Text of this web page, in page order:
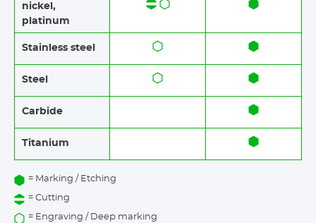
nickel,
platinum
Stainless steel​​
Steel
Carbide
Titanium
= Marking / Etching
= Cutting
= Engraving / Deep marking